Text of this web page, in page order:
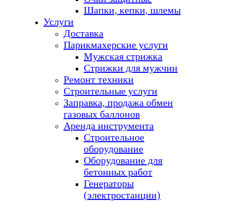
Шапки, кепки, шлемы
Услуги
Доставка
Парикмахерские услуги
Мужская стрижка
Стрижки для мужчин
Ремонт техники
Строительные услуги
Заправка, продажа обмен
газовых баллонов
Аренда инструмента
Строительное
оборудование
Оборудование для
бетонных работ
Генераторы
(электростанции)